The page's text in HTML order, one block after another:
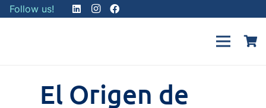
Follow us!
El Origen de